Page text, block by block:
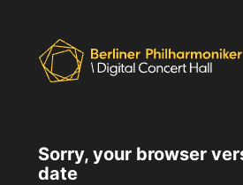
Sorry, your browser
date